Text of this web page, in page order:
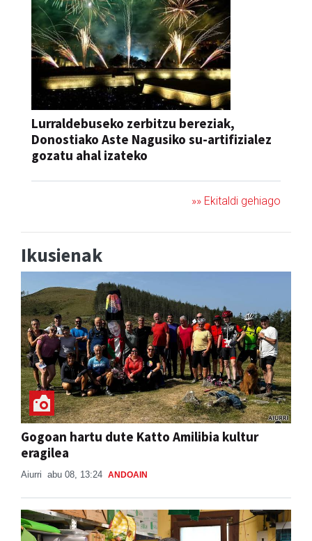
Lurraldebuseko zerbitzu bereziak,
Donostiako Aste Nagusiko su-artifizialez
gozatu ahal izateko
»» Ekitaldi gehiago
Ikusienak
Gogoan hartu dute Katto Amilibia kultur
eragilea
Aiurri abu 08, 13:24 ANDOAIN